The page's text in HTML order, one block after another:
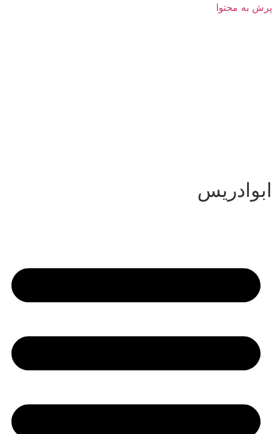
پرش به محتوا
ابوادریس